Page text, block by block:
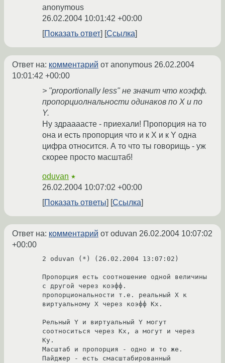
anonymous
26.02.2004 10:01:42 +00:00
Показать ответ
Ссылка
Ответ на: комментарий от anonymous 26.02.2004
10:01:42 +00:00
> "proportionally less" не значит что коэфф.
пропорциолнальности одинаков по X и по
Y.
Ну здраааасте - приехали! Пропорция на то
она и есть пропорция что и к X и к Y одна
цифра относится. А то что ты говорищь - уж
скорее просто масштаб!
oduvan ★
26.02.2004 10:07:02 +00:00
Показать ответы
Ссылка
Ответ на: комментарий от oduvan 26.02.2004 10:07:02
+00:00
2 oduvan (*) (26.02.2004 13:07:02)
Пропорция есть соотношение одной величины
с другой через коэфф.
пропорциональности т.е. реальный Х к
виртуальному Х через коэфф Kx.
Рельный Y и виртуальный Y могут
соотноситься через Kx, а могут и через
Ky.
Масштаб и пропорция - одно и то же.
Пайджер - есть смасштабированный